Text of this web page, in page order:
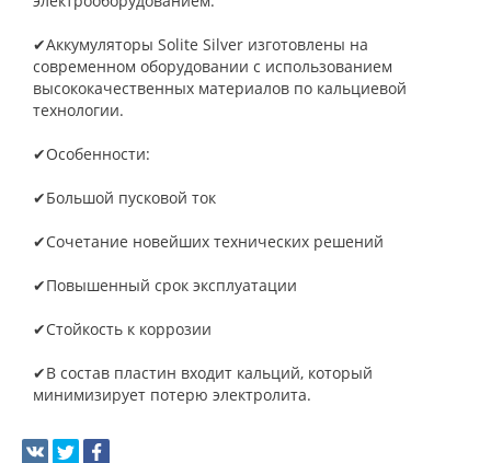
✔Аккумуляторы Solite Silver изготовлены на
современном оборудовании с использованием
высококачественных материалов по кальциевой
технологии.
✔Особенности:
✔Большой пусковой ток
✔Сочетание новейших технических решений
✔Повышенный срок эксплуатации
✔Стойкость к коррозии
✔В состав пластин входит кальций, который
минимизирует потерю электролита.